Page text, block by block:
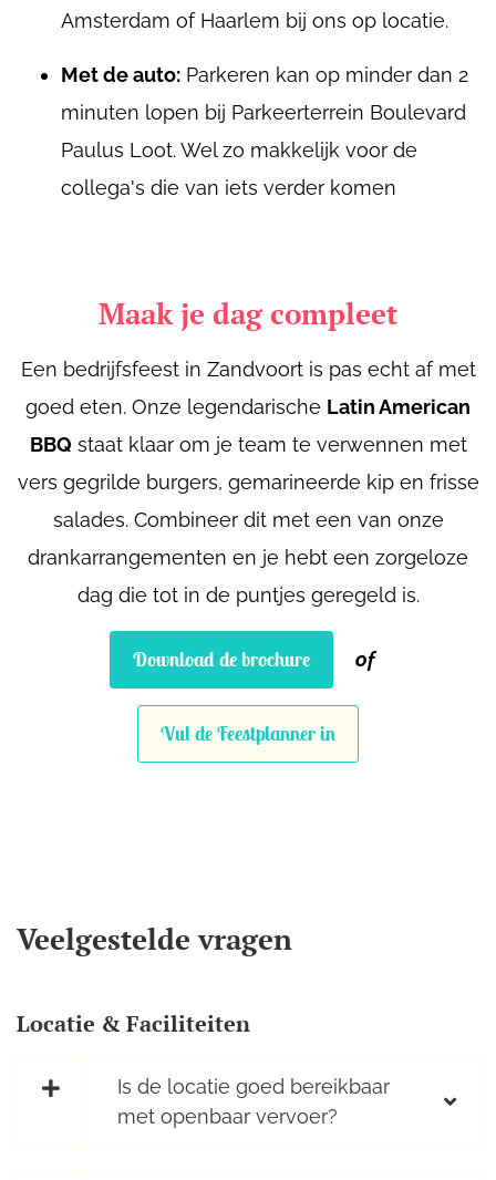
Amsterdam of Haarlem bij ons op locatie.
Met de auto: Parkeren kan op minder dan 2
minuten lopen bij Parkeerterrein Boulevard
Paulus Loot. Wel zo makkelijk voor de
collega's die van iets verder komen
Maak je dag compleet
Een bedrijfsfeest in Zandvoort is pas echt af met
goed eten. Onze legendarische Latin American
BBQ staat klaar om je team te verwennen met
vers gegrilde burgers, gemarineerde kip en frisse
salades. Combineer dit met een van onze
drankarrangementen en je hebt een zorgeloze
dag die tot in de puntjes geregeld is.
Download de brochure of
Vul de Feestplanner in
Veelgestelde vragen
Locatie & Faciliteiten
Is de locatie goed bereikbaar
met openbaar vervoer?